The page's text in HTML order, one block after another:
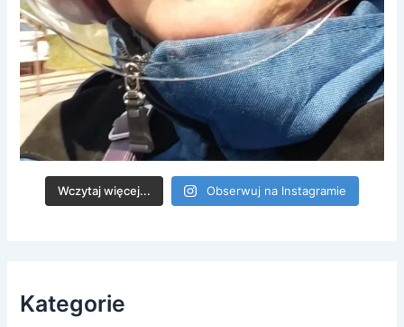
Wczytaj więcej... Obserwuj na Instagramie
Kategorie